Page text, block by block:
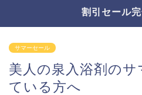
割引セール
サマーセール
美人の泉入浴剤の
ている方へ